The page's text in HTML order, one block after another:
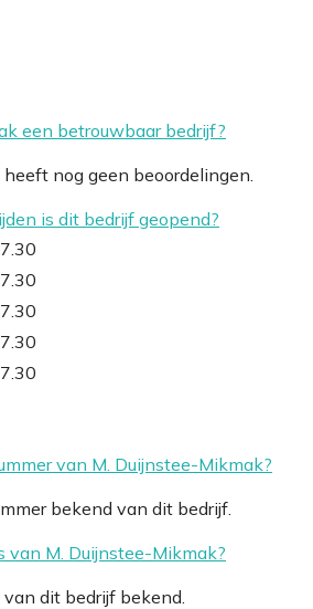
een betrouwbaar bedrijf?
nog geen beoordelingen.
is dit bedrijf geopend?
van M. Duijnstee-Mikmak?
bekend van dit bedrijf.
van M. Duijnstee-Mikmak?
dit bedrijf bekend.